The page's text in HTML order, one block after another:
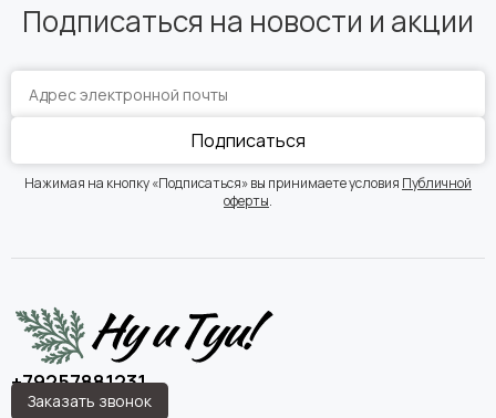
Подписаться на новости и акции
Подписаться
Нажимая на кнопку «Подписаться» вы принимаете условия Публичной
оферты.
+79257881231
Заказать звонок